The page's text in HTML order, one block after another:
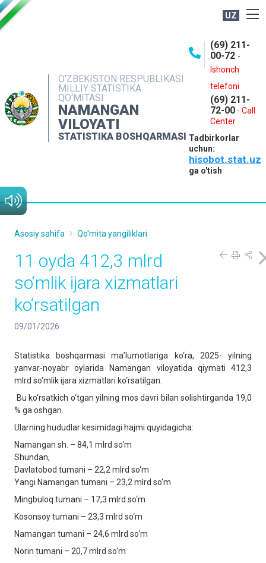
UZ
O‘ZBEKISTON RESPUBLIKASI
MILLIY STATISTIKA
QO‘MITASI
NAMANGAN
VILOYATI
STATISTIKA BOSHQARMASI
(69) 211-
00-72 -
Ishonch
telefoni
(69) 211-
72-00 - Call
Center
Tadbirkorlar
uchun:
hisobot.stat.uz
ga o'tish
NASHRLAR
INTERAKTIV XIZMATLAR
MATBUOT XIZMATI
MUROJAATLAR
Asosiy sahifa Qo'mita yangiliklari
11 oyda 412,3 mlrd
so‘mlik ijara xizmatlari
ko‘rsatilgan
09/01/2026
Statistika boshqarmasi maʼlumotlariga ko‘ra, 2025- yilning
yanvar-noyabr oylarida Namangan viloyatida qiymati 412,3
mlrd so‘mlik ijara xizmatlari ko‘rsatilgan.
Bu ko‘rsatkich o‘tgan yilning mos davri bilan solishtirganda 19,0
% ga oshgan.
Ularning hududlar kesimidagi hajmi quyidagicha:
Namangan sh. – 84,1 mlrd so‘m
Shundan,
Davlatobod tumani – 22,2 mlrd so‘m
Yangi Namangan tumani – 23,2 mlrd so‘m
Mingbuloq tumani – 17,3 mlrd so‘m
Kosonsoy tumani – 23,3 mlrd so‘m
Namangan tumani – 24,6 mlrd so‘m
Norin tumani – 20,7 mlrd so‘m